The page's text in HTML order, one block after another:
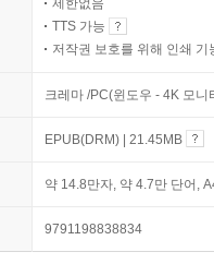
TTS 가능
저작권 보호를 위해 인쇄 기
크레마 /PC(윈도우 - 4K 모
EPUB(DRM) | 21.45MB
약 14.8만자, 약 4.7만 단어,
9791198838834